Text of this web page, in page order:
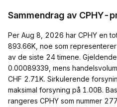
Sammendrag av CPHY-
Per Aug 8, 2026 har CPHY en
893.66K, noe som
av de siste 24 timene.
0.00089339, mens
CHF 2.71K. Sirkulerende
maksimal forsyning på 1.00B.
rangeres CPHY som nummer